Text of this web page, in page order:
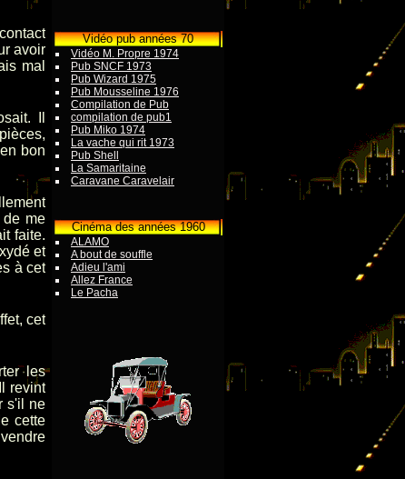
Vidéo pub années 70
Vidéo M. Propre 1974
Pub SNCF 1973
Pub Wizard 1975
Pub Mousseline 1976
Compilation de Pub
compilation de pub1
Pub Miko 1974
La vache qui rit 1973
Pub Shell
La Samaritaine
Caravane Caravelair
Cinéma des années 1960
ALAMO
A bout de souffle
Adieu l'ami
Allez France
Le Pacha
avoir
mal
Il
bon
me
faite.
et
à cet
cet
les
revint
s'il ne
cette